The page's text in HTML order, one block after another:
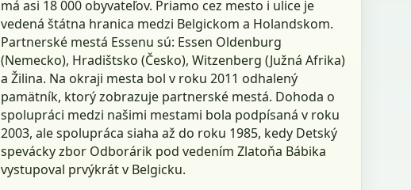
má asi 18 000 obyvateľov. Priamo cez mesto i ulice je
vedená štátna hranica medzi Belgickom a Holandskom.
Partnerské mestá Essenu sú: Essen Oldenburg
(Nemecko), Hradištsko (Česko), Witzenberg (Južná Afrika)
a Žilina. Na okraji mesta bol v roku 2011 odhalený
pamätník, ktorý zobrazuje partnerské mestá. Dohoda o
spolupráci medzi našimi mestami bola podpísaná v roku
2003, ale spolupráca siaha až do roku 1985, kedy Detský
spevácky zbor Odborárik pod vedením Zlatoňa Bábika
vystupoval prvýkrát v Belgicku.